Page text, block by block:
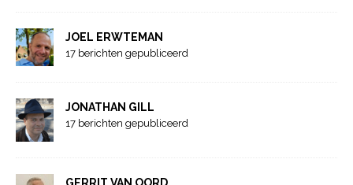
JOEL ERWTEMAN
17 berichten gepubliceerd
JONATHAN GILL
17 berichten gepubliceerd
GERRIT VAN OORD